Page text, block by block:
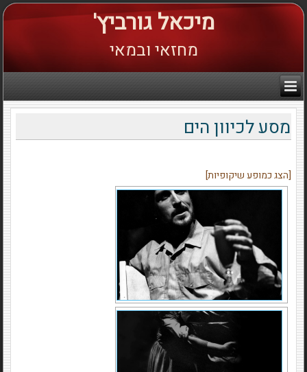
מיכאל גורביץ'
מחזאי ובמאי
מסע לכיוון הים
[הצג כמופע שיקופיות]